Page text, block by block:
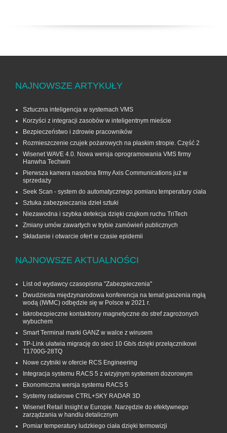
NAJNOWSZE ARTYKUŁY
Sztuczna inteligencja w systemach VMS
Korzyści z integracji zasobów w inteligentnym mieście
Bezpieczeństwo i zdrowie pracowników
Rozmieszczenie czujek pożarowych na płaskim stropie. Część 2
Wisenet WAVE 4.0. Nowa wersja oprogramowania VMS firmy
Hanwha Techwin
Pierwsza kamera nasobna firmy Axis Communications już w
sprzedaży
Seek Scan - system do automatycznego pomiaru temperatury ciała
Sztuka zabezpieczania dzieł sztuki
Niezawodna i szybka detekcja dzięki czujkom ruchu TriTech
Zmiany umów zawartych w trybie zamówień publicznych
Składanie i otwarcie ofert w czasie epidemii
NAJNOWSZE AKTUALNOŚCI
List od wydawcy czasopisma "Zabezpieczenia"
Dwudziesta międzynarodowa konferencja na temat gaszenia mgłą
wodą (IWMC) odbędzie się w Polsce w 2021 r.
Iskrobezpieczne kontaktrony magnetyczne do stref zagrożonych
wybuchem
Smart Terminal marki GANZ w walce z wirusem
TP-Link ułatwia migrację do sieci 10 Gb/s dzięki przełącznikowi
T1700G‑28TQ
Nowe czytniki w ofercie RCS Engineering
Integracja systemu RACS 5 z wizyjnym systemem dozorowym
Ekonomiczna wersja systemu RACS 5
Systemy radarowe CTRL+SKY RADAR 3D
Wisenet Retail Insight w Europie. Narzędzie do efektywnego
zarządzania w handlu detalicznym
Pomiar temperatury ludzkiego ciała dzięki termowizji